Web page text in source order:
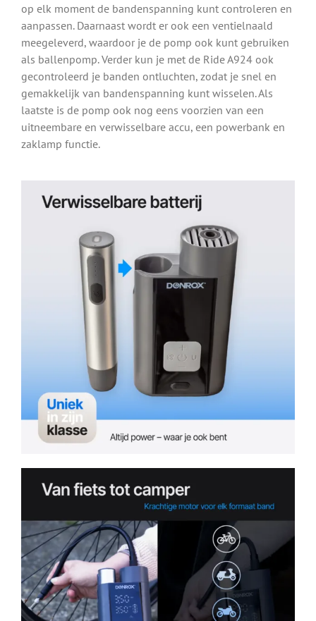
op elk moment de bandenspanning kunt controleren en
aanpassen. Daarnaast wordt er ook een ventielnaald
meegeleverd, waardoor je de pomp ook kunt gebruiken
als ballenpomp. Verder kun je met de Ride A924 ook
gecontroleerd je banden ontluchten, zodat je snel en
gemakkelijk van bandenspanning kunt wisselen. Als
laatste is de pomp ook nog eens voorzien van een
uitneembare en verwisselbare accu, een powerbank en
zaklamp functie.